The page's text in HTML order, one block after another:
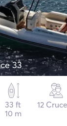
33
33 ft
10 m
12